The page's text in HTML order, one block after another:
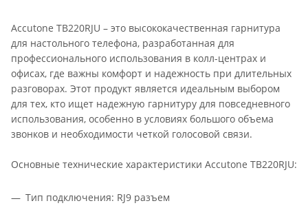
Accutone TB220RJU – это высококачественная гарнитура
для настольного телефона, разработанная для
профессионального использования в колл-центрах и
офисах, где важны комфорт и надежность при длительных
разговорах. Этот продукт является идеальным выбором
для тех, кто ищет надежную гарнитуру для повседневного
использования, особенно в условиях большого объема
звонков и необходимости четкой голосовой связи.
Основные технические характеристики Accutone TB220RJU:
Тип подключения: RJ9 разъем